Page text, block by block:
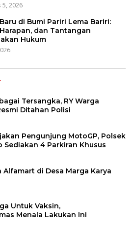
2026
di Bumi Pariri Lema Bariri:
dan Tantangan
Hukum
Tersangka, RY Warga
Ditahan Polisi
Pengunjung MotoGP, Polsek
Sediakan 4 Parkiran Khusus
Alfamart di Desa Marga Karya
Untuk Vaksin,
Menala Lakukan Ini